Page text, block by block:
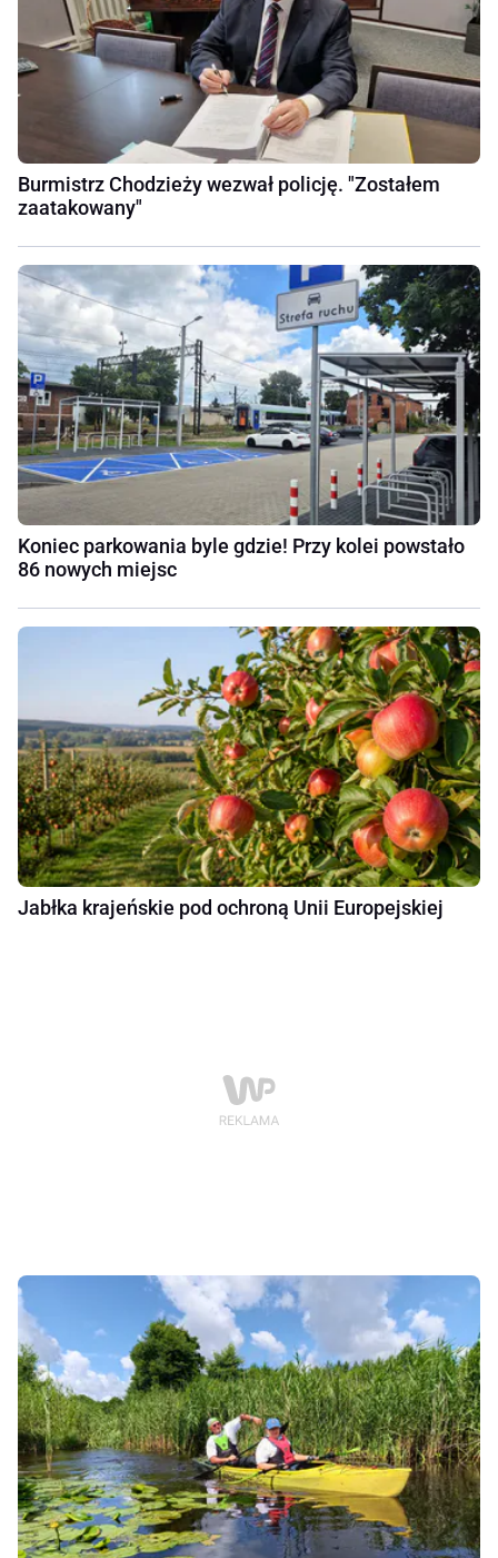
Burmistrz Chodzieży wezwał policję. "Zostałem
zaatakowany"
Koniec parkowania byle gdzie! Przy kolei powstało
86 nowych miejsc
Jabłka krajeńskie pod ochroną Unii Europejskiej